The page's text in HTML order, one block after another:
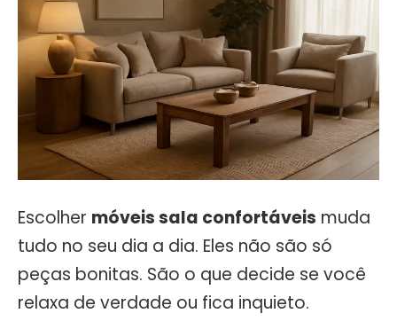
Escolher móveis sala confortáveis muda
tudo no seu dia a dia. Eles não são só
peças bonitas. São o que decide se você
relaxa de verdade ou fica inquieto.